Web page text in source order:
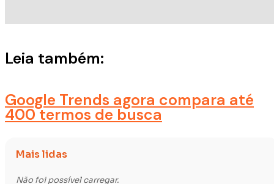
Leia também:
Google Trends agora compara até
400 termos de busca
Mais lidas
Não foi possível carregar.